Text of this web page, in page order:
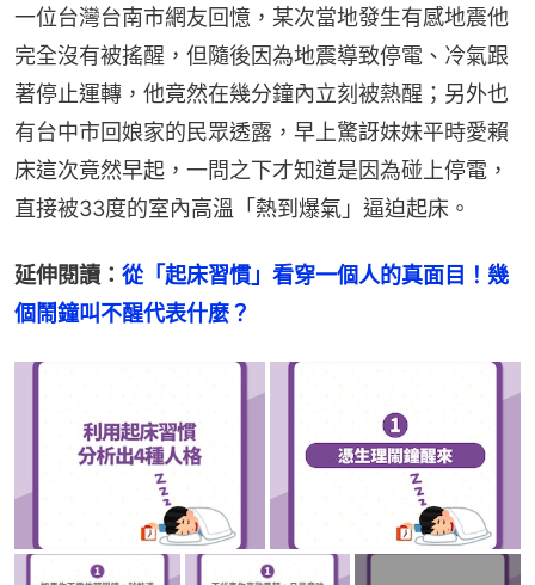
一位台灣台南市網友回憶，某次當地發生有感地震他
完全沒有被搖醒，但隨後因為地震導致停電、冷氣跟
著停止運轉，他竟然在幾分鐘內立刻被熱醒；另外也
有台中市回娘家的民眾透露，早上驚訝妹妹平時愛賴
床這次竟然早起，一問之下才知道是因為碰上停電，
直接被33度的室內高溫「熱到爆氣」逼迫起床。
延伸閱讀： 從「起床習慣」看穿一個人的真面目！幾
個鬧鐘叫不醒代表什麼？